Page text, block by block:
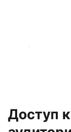
Начать
Доступ